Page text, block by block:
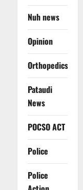
Nuh news
Opinion
Orthopedics
Pataudi
News
POCSO ACT
Police
Police